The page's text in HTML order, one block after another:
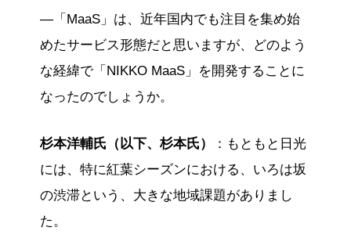
—「MaaS」は、近年国内でも注目を集め始
めたサービス形態だと思いますが、どのよう
な経緯で「NIKKO MaaS」を開発することに
なったのでしょうか。
杉本洋輔氏（以下、杉本氏）
：もともと日光
には、特に紅葉シーズンにおける、いろは坂
の渋滞という、大きな地域課題がありまし
た。